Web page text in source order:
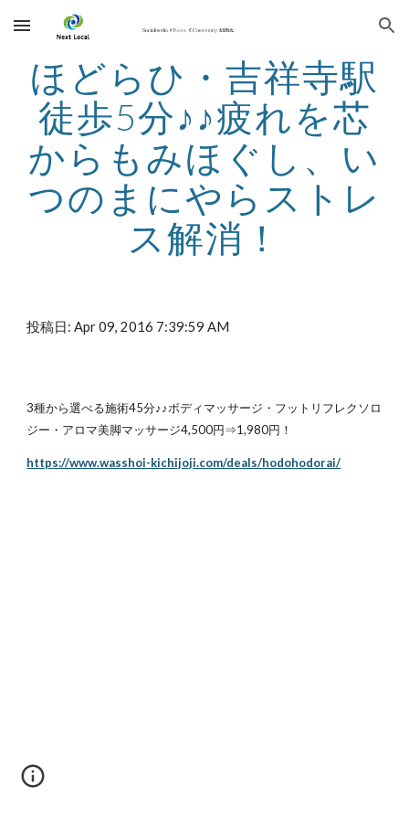
Skip to main content Skip to navigation
ほどらひ・吉祥寺駅
徒歩5分♪♪疲れを芯
からもみほぐし、い
つのまにやらストレ
ス解消！
投稿日: Apr 09, 2016 7:39:59 AM
3種から選べる施術45分♪♪ボディマッサージ・フットリフレクソロ
ジー・アロマ美脚マッサージ4,500円⇒1,980円！
https://www.wasshoi-kichijoji.com/deals/hodohodorai/